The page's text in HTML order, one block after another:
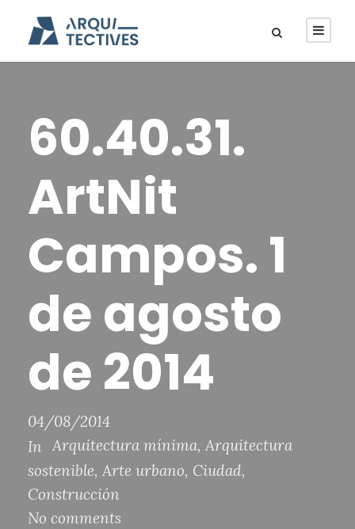
60.40.31.
ArtNit
Campos. 1
de agosto
de 2014
04/08/2014
In Arquitectura mínima, Arquitectura
sostenible, Arte urbano, Ciudad,
Construcción
No comments